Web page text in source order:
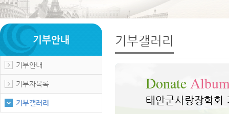
기부안내
기부안내
기부자목록
기부갤러리
기부갤러리
Donate
태안군사랑장학회